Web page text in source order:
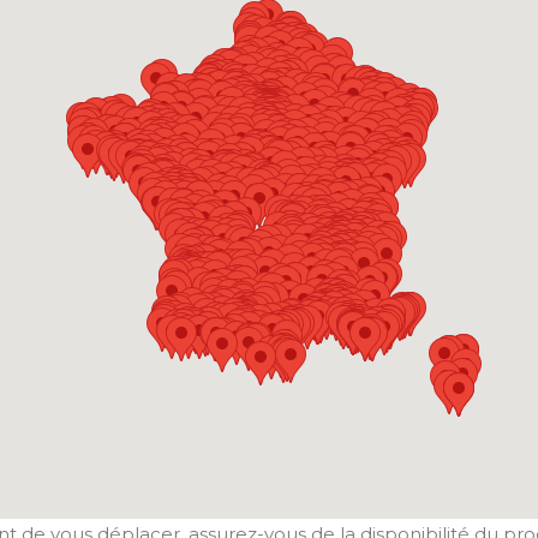
de vous déplacer, assurez-vous de la disponibilité du